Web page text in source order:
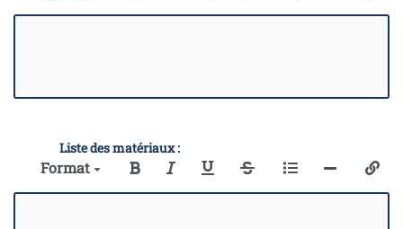
Liste des matériaux :
Format